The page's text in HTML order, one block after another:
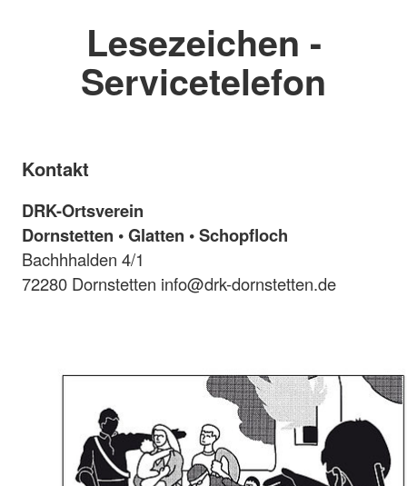
Lesezeichen -
Servicetelefon
Kontakt
DRK-Ortsverein
Dornstetten • Glatten • Schopfloch
Bachhhalden 4/1
72280 Dornstetten info@drk-dornstetten.de